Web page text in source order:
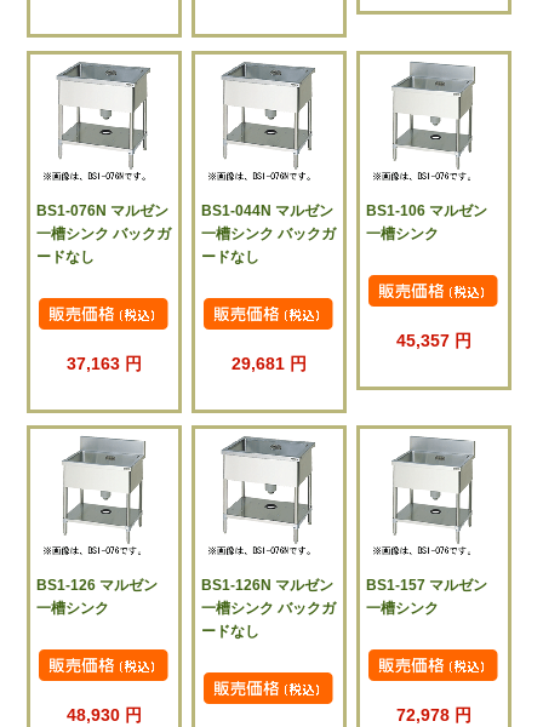
BS1-076N マルゼン
一槽シンク バックガ
ードなし
37,163 円
BS1-044N マルゼン
一槽シンク バックガ
ードなし
29,681 円
BS1-106 マルゼン
一槽シンク
45,357 円
BS1-126 マルゼン
一槽シンク
48,930 円
BS1-126N マルゼン
一槽シンク バックガ
ードなし
BS1-157 マルゼン
一槽シンク
72,978 円